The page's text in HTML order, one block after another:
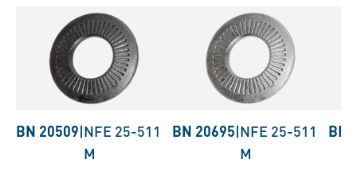
BN 20509|NFE 25-511
M
BN 20695|NFE 25-511
M
BN